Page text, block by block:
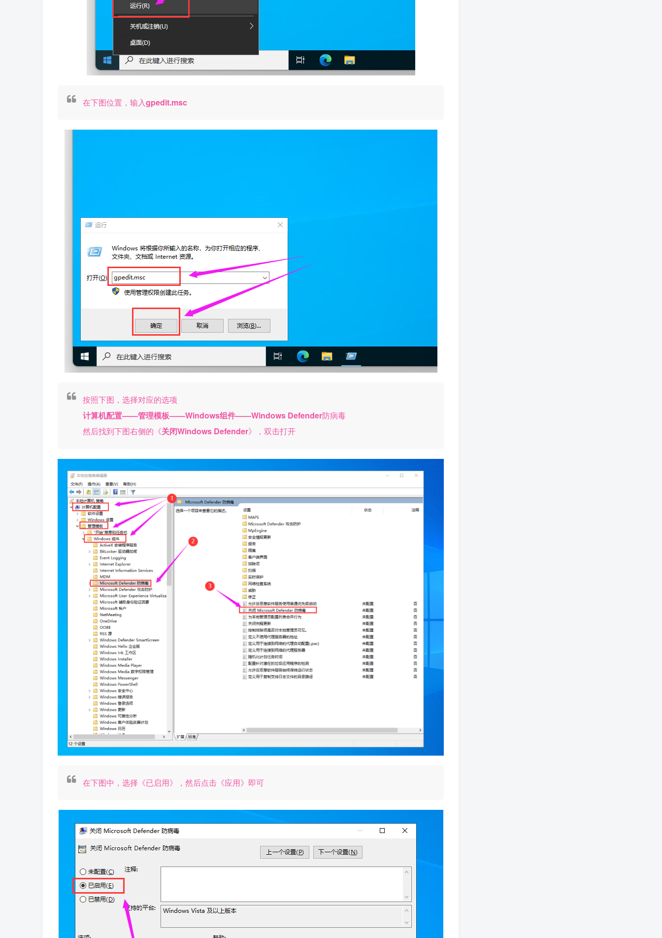
在下图位置，输入gpedit.msc
按照下图，选择对应的选项
计算机配置——管理模板——Windows组件——Windows Defender防病毒
然后找到下图右侧的《关闭Windows Defender》，双击打开
在下图中，选择《已启用》，然后点击《应用》即可